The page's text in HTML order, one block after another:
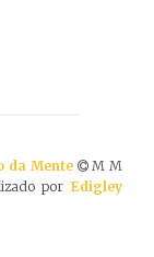
da Mente
M M
porEdigley